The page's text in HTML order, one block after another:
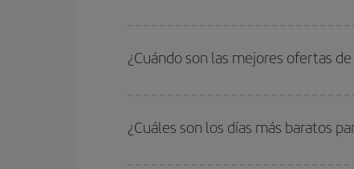
fechas y horarios de ida y vuelta.
¿Cuándo son las mejores ofertas
periodos de vacaciones escolares son
precios encontrarás.
¿Cuáles son los días más baratos